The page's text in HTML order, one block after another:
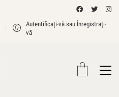
Autentificați-vă sau Înregistrați-
vă